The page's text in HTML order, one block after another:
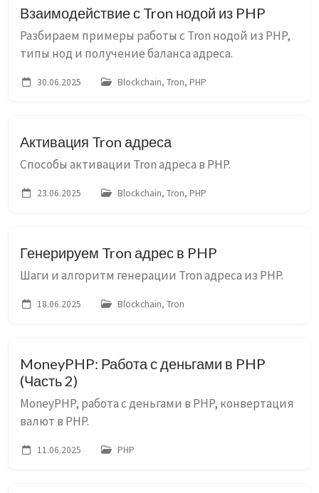
Взаимодействие с Tron нодой из PHP
Разбираем примеры работы с Tron нодой из PHP,
типы нод и получение баланса адреса.
30.06.2025 Blockchain, Tron, PHP
Активация Tron адреса
Способы активации Tron адреса в PHP.
23.06.2025 Blockchain, Tron, PHP
Генерируем Tron адрес в PHP
Шаги и алгоритм генерации Tron адреса из PHP.
18.06.2025 Blockchain, Tron
MoneyPHP: Работа с деньгами в PHP
(Часть 2)
MoneyPHP, работа с деньгами в PHP, конвертация
валют в PHP.
11.06.2025 PHP